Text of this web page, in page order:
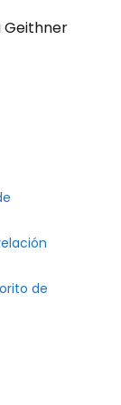
Geithner
de